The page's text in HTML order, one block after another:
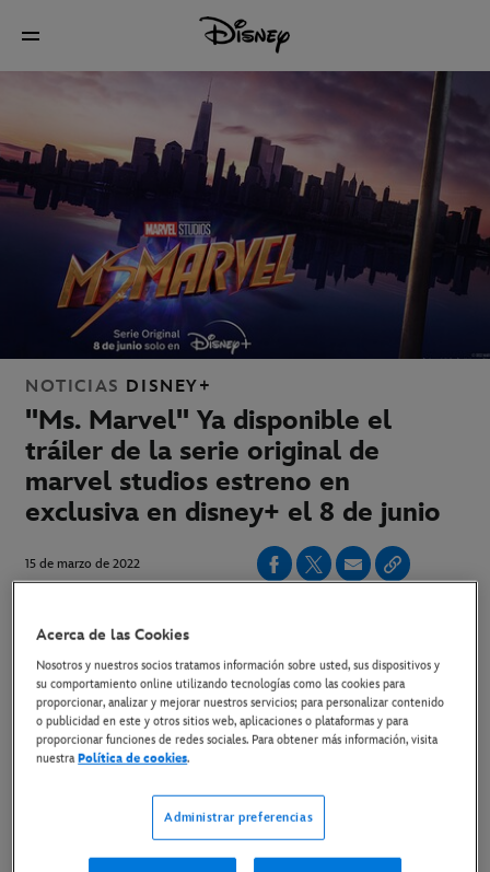
NOTICIAS DISNEY+
"Ms. Marvel" Ya disponible el
tráiler de la serie original de
marvel studios estreno en
exclusiva en disney+ el 8 de junio
15 de marzo de 2022
Link al material disponible
Link al tráiler en Youtube
Madrid, 15 de marzo de 2022
tráiler y el póster de ”Ms. Marvel" de Marvel Studios, que
se estrenará en exclusiva en Disney+ el 8 de junio. El
Acerca de las Cookies
Nosotros y nuestros socios tratamos información sobre usted, sus dispositivos y
su comportamiento online utilizando tecnologías como las cookies para
proporcionar, analizar y mejorar nuestros servicios; para personalizar contenido
o publicidad en este y otros sitios web, aplicaciones o plataformas y para
proporcionar funciones de redes sociales. Para obtener más información, visita
nuestra Política de cookies.
Administrar preferencias